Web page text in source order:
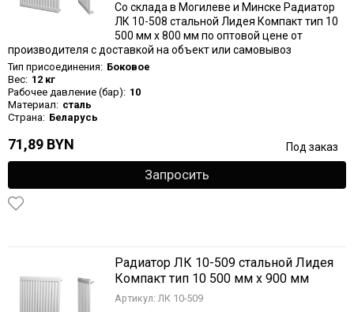
Со склада в Могилеве и Минске Радиатор
ЛК 10-508 стальной Лидея Компакт тип 10
500 мм х 800 мм по оптовой цене от
производителя с доставкой на объект или самовывоз
Тип присоединения: Боковое
Вес: 12 кг
Рабочее давление (бар): 10
Материал: сталь
Страна: Беларусь
71,89 BYN Под заказ
Запросить
Радиатор ЛК 10-509 стальной Лидея
Компакт тип 10 500 мм х 900 мм
Артикул: ЛК 10-509